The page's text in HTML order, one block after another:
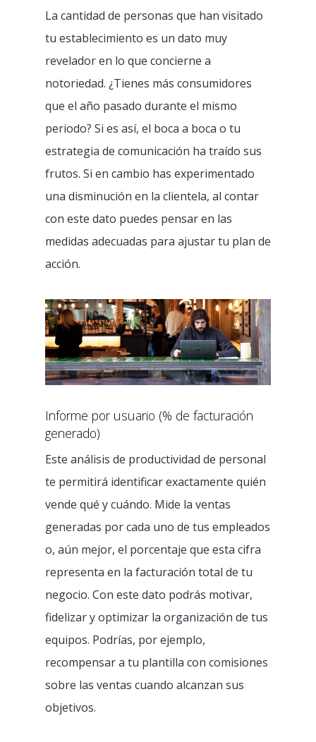
La cantidad de personas que han visitado
tu establecimiento es un dato muy
revelador en lo que concierne a
notoriedad. ¿Tienes más consumidores
que el año pasado durante el mismo
periodo? Si es así, el boca a boca o tu
estrategia de comunicación ha traído sus
frutos. Si en cambio has experimentado
una disminución en la clientela, al contar
con este dato puedes pensar en las
medidas adecuadas para ajustar tu plan de
acción.
Informe por usuario (% de facturación
generado)
Este análisis de productividad de personal
te permitirá identificar exactamente quién
vende qué y cuándo. Mide la ventas
generadas por cada uno de tus empleados
o, aún mejor, el porcentaje que esta cifra
representa en la facturación total de tu
negocio. Con este dato podrás motivar,
fidelizar y optimizar la organización de tus
equipos. Podrías, por ejemplo,
recompensar a tu plantilla con comisiones
sobre las ventas cuando alcanzan sus
objetivos.